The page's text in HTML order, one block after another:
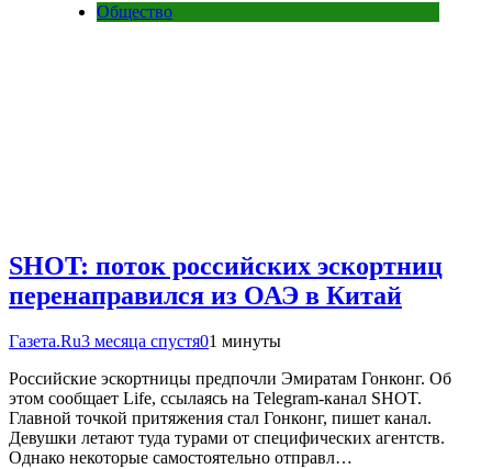
Общество
SHOT: поток российских эскортниц
перенаправился из ОАЭ в Китай
Газета.Ru3 месяца спустя01 минуты
Российские эскортницы предпочли Эмиратам Гонконг. Об
этом сообщает Life, ссылаясь на Telegram-канал SHOT.
Главной точкой притяжения стал Гонконг, пишет канал.
Девушки летают туда турами от специфических агентств.
Однако некоторые самостоятельно отправл…